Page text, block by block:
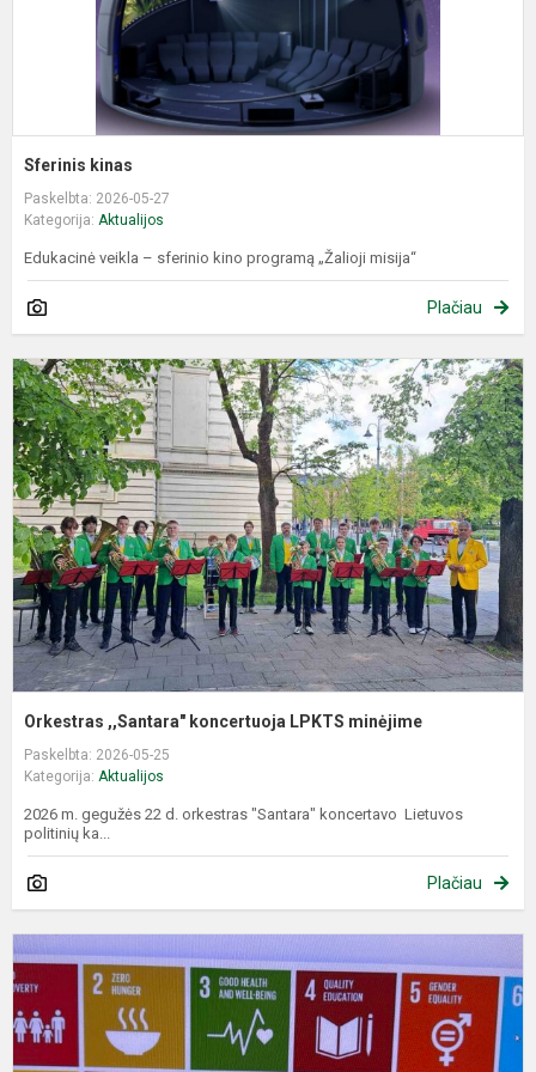
Sferinis kinas
Paskelbta: 2026-05-27
Kategorija: Aktualijos
Edukacinė veikla – sferinio kino programą „Žalioji misija“
Plačiau
Orkestras ,,Santara" koncertuoja LPKTS minėjime
Paskelbta: 2026-05-25
Kategorija: Aktualijos
2026 m. gegužės 22 d. orkestras "Santara" koncertavo Lietuvos
politinių ka...
Plačiau